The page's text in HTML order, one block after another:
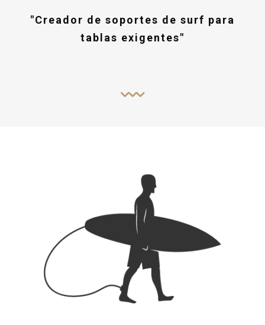
"Creador de soportes de surf para
tablas exigentes"